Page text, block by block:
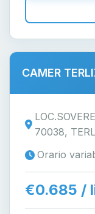
CAMER
70038,
Orario
€0.685 /